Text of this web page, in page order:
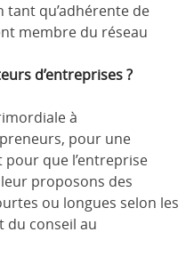
tant qu’adhérente de
membre du réseau
d’entreprises ?
à
pour une
que l’entreprise
proposons des
ou longues selon les
du conseil au